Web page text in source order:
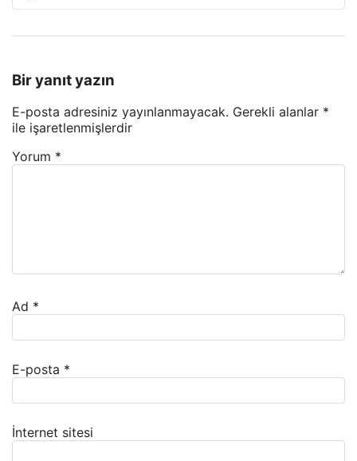
Bir yanıt yazın
E-posta adresiniz yayınlanmayacak. Gerekli alanlar *
ile işaretlenmişlerdir
Yorum *
Ad *
E-posta *
İnternet sitesi